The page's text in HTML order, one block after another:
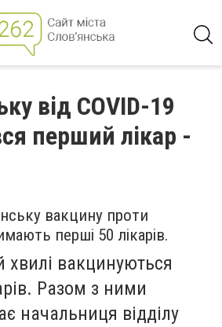
від COVID-19
перший лікар -
вакцину проти
перші 50 лікарів.
хвилі вакцинуються
Разом з ними
начальниця відділу